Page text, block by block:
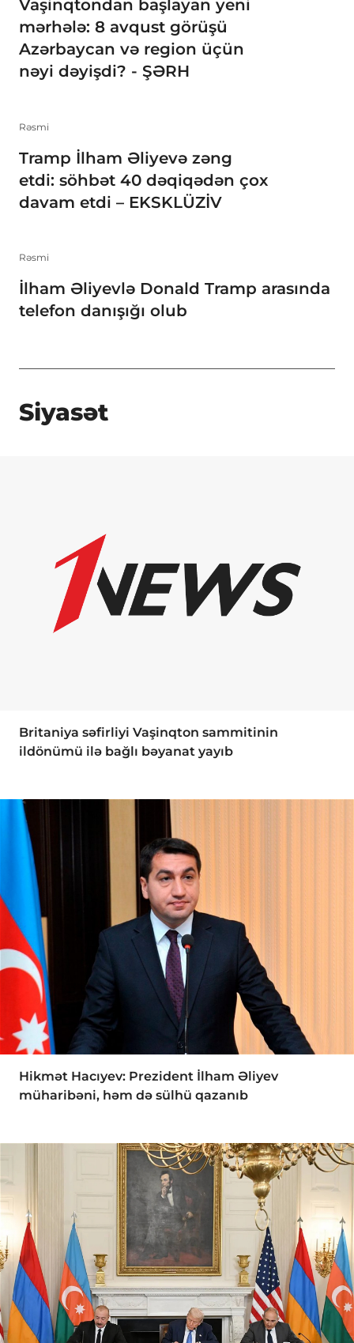
Vaşinqtondan başlayan yeni
mərhələ: 8 avqust görüşü
Azərbaycan və region üçün
nəyi dəyişdi? - ŞƏRH
Rəsmi
Tramp İlham Əliyevə zəng
etdi: söhbət 40 dəqiqədən çox
davam etdi – EKSKLÜZİV
Rəsmi
İlham Əliyevlə Donald Tramp arasında
telefon danışığı olub
Siyasət
Britaniya səfirliyi Vaşinqton sammitinin
ildönümü ilə bağlı bəyanat yayıb
Hikmət Hacıyev: Prezident İlham Əliyev
müharibəni, həm də sülhü qazanıb